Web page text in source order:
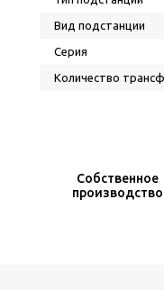
Вид подстанции
Серия
Количество
Собственное
производство